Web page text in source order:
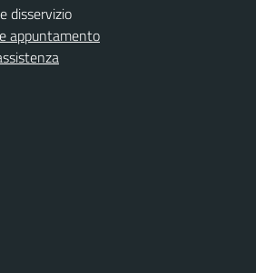
disservizio
appuntamento